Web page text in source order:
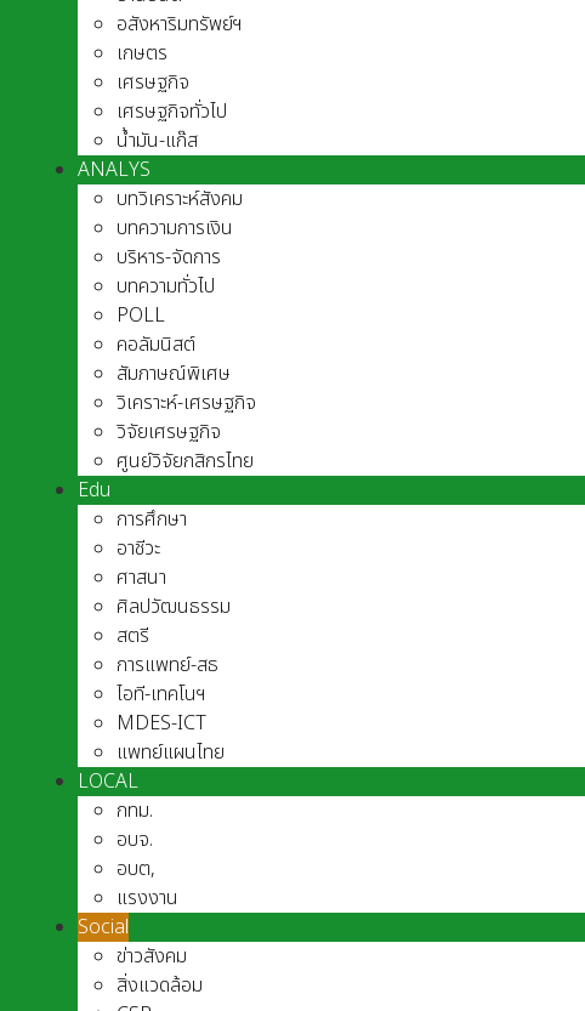
อสังหาริมทรัพย์ฯ
เกษตร
เศรษฐกิจ
เศรษฐกิจทั่วไป
น้ำมัน-แก๊ส
ANALYS
บทวิเคราะห์สังคม
บทความการเงิน
บริหาร-จัดการ
บทความทั่วไป
POLL
คอลัมนิสต์
สัมภาษณ์พิเศษ
วิเคราะห์-เศรษฐกิจ
วิจัยเศรษฐกิจ
ศูนย์วิจัยกสิกรไทย
Edu
การศึกษา
อาชีวะ
ศาสนา
ศิลปวัฒนธรรม
สตรี
การแพทย์-สธ
ไอที-เทคโนฯ
MDES-ICT
แพทย์แผนไทย
LOCAL
กทม.
อบจ.
อบต,
แรงงาน
Social
ข่าวสังคม
สิ่งแวดล้อม